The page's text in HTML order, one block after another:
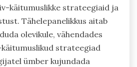
käitumuslikke strateegiaid ja
Tähelepanelikkus aitab
olevikule, vähendades
strateegiad
ümber kujundada